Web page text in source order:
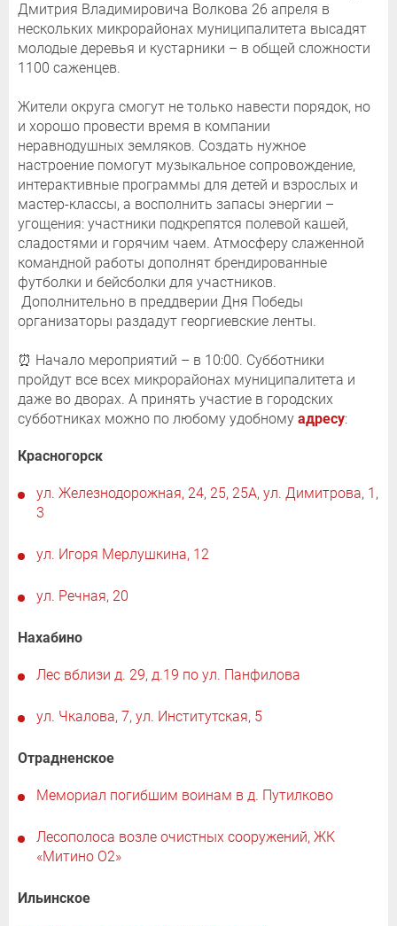
Дмитрия Владимировича Волкова 26 апреля в
нескольких микрорайонах муниципалитета высадят
молодые деревья и кустарники – в общей сложности
1100 саженцев.
Жители округа смогут не только навести порядок, но
и хорошо провести время в компании
неравнодушных земляков. Создать нужное
настроение помогут музыкальное сопровождение,
интерактивные программы для детей и взрослых и
мастер-классы, а восполнить запасы энергии –
угощения: участники подкрепятся полевой кашей,
сладостями и горячим чаем. Атмосферу слаженной
командной работы дополнят брендированные
футболки и бейсболки для участников.
Дополнительно в преддверии Дня Победы
организаторы раздадут георгиевские ленты.
⏰ Начало мероприятий – в 10:00. Субботники
пройдут все всех микрорайонах муниципалитета и
даже во дворах. А принять участие в городских
субботниках можно по любому удобному адресу:
Красногорск
ул. Железнодорожная, 24, 25, 25А, ул. Димитрова, 1,
3
ул. Игоря Мерлушкина, 12
ул. Речная, 20
Нахабино
Лес вблизи д. 29, д.19 по ул. Панфилова
ул. Чкалова, 7, ул. Институтская, 5
Отрадненское
Мемориал погибшим воинам в д. Путилково
Лесополоса возле очистных сооружений, ЖК
«Митино О2»
Ильинское